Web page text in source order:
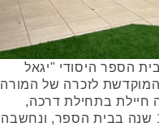
הספר היסודי "יגאל
לזכרה של המורה
חיילת בתחילת דרכה,
הקדישה כ-40 שנה להוראה, מהן 18 שנה בבית הספר, ונחשבה